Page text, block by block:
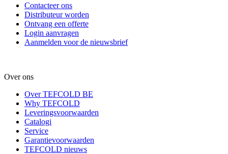
Contacteer ons
Distributeur worden
Ontvang een offerte
Login aanvragen
Aanmelden voor de nieuwsbrief
Over ons
Over TEFCOLD BE
Why TEFCOLD
Leveringsvoorwaarden
Catalogi
Service
Garantievoorwaarden
TEFCOLD nieuws